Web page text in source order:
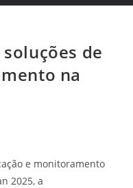
de
na
e monitoramento
2025, a